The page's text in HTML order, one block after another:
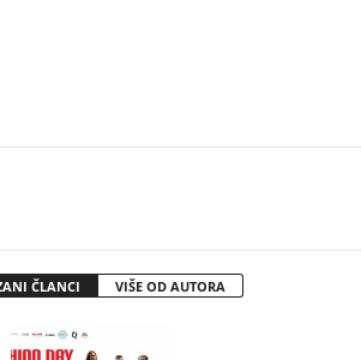
ČLANCI VIŠE OD AUTORA